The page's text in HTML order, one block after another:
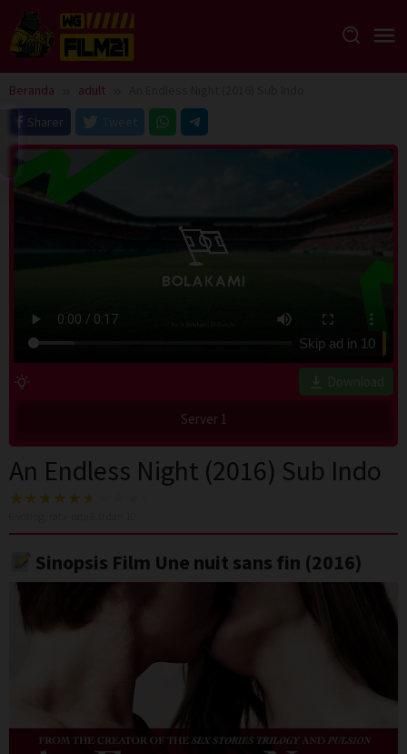
Loncat
konten
Beranda adult
Sharer
Tweet
Skip ad in 10
Download
Server 1
An Endless Night (2016) Sub Indo
Sinopsis Film Une nuit sans fin (2016)